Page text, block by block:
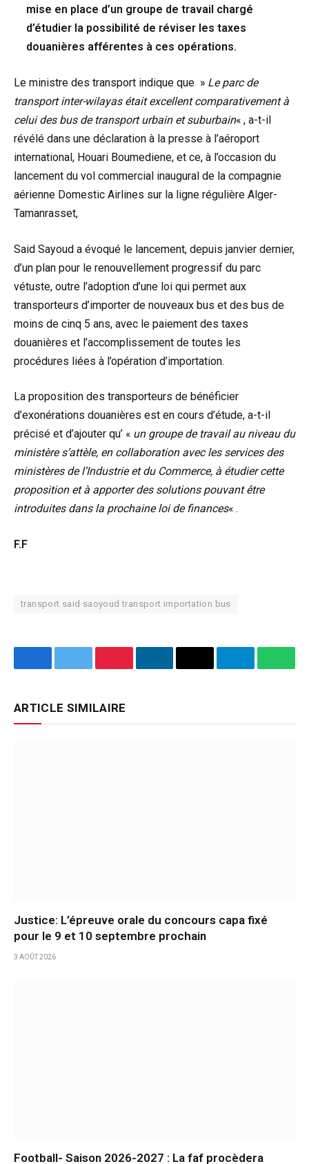
mise en place d’un groupe de travail chargé
d’étudier la possibilité de réviser les taxes
douanières afférentes à ces opérations.
Le ministre des transport indique que » Le parc de
transport inter-wilayas était excellent comparativement à
celui des bus de transport urbain et suburbain« , a-t-il
révélé dans une déclaration à la presse à l’aéroport
international, Houari Boumediene, et ce, à l’occasion du
lancement du vol commercial inaugural de la compagnie
aérienne Domestic Airlines sur la ligne régulière Alger-
Tamanrasset,
Said Sayoud a évoqué le lancement, depuis janvier dernier,
d’un plan pour le renouvellement progressif du parc
vétuste, outre l’adoption d’une loi qui permet aux
transporteurs d’importer de nouveaux bus et des bus de
moins de cinq 5 ans, avec le paiement des taxes
douanières et l’accomplissement de toutes les
procédures liées à l’opération d’importation.
La proposition des transporteurs de bénéficier
d’exonérations douanières est en cours d’étude, a-t-il
précisé et d’ajouter qu’ « un groupe de travail au niveau du
ministère s’attèle, en collaboration avec les services des
ministères de l’Industrie et du Commerce, à étudier cette
proposition et à apporter des solutions pouvant être
introduites dans la prochaine loi de finances« .
F.F
transport said saoyoud transport importation bus
FacebookTwitterPinterestLinkedInEmail Telegram
ARTICLE SIMILAIRE
Justice: L’épreuve orale du concours capa fixé
pour le 9 et 10 septembre prochain
3 AOÛT 2026
Football- Saison 2026-2027 : La faf procèdera